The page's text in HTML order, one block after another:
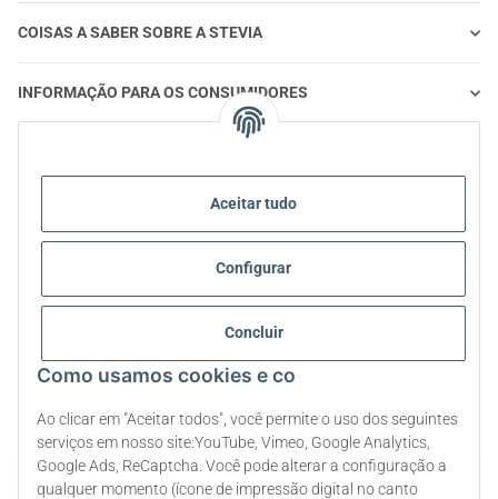
Aceitar tudo
Configurar
Concluir
Como usamos cookies e co
Ao clicar em "Aceitar todos", você permite o uso dos seguintes
serviços em nosso site:YouTube, Vimeo, Google Analytics,
Google Ads, ReCaptcha. Você pode alterar a configuração a
qualquer momento (ícone de impressão digital no canto
COISAS A SABER SOBRE A STEVIA
INFORMAÇÃO PARA OS CONSUMIDORES
STEVIA | PERGUNTAS E RESPOSTAS
STEVIA INFORMAÇÃO SOBRE PRODUTOS
Rescindir o contrato